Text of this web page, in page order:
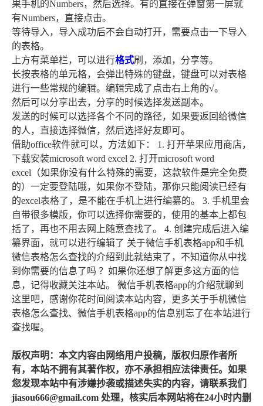
果手机的Numbers，然后选择。有的直接在弹窗第一屏就
有Numbers，直接点击。
等待导入，导入成功后不会自动打开，需要点击一下导入
的表格。
上方有菜单栏，可以进行格式刷，添加，分享等。
长按表格的单元格，会弹出特殊的键盘，键盘可以对表格
进行一些常规的编辑。编辑完成了点击右上角的√。
然后可以分享出去，分享的时候选择发送副本。
发送的时候可以选择各个不同的路径，如果要返回给微信
的人，直接选择微信，然后选择好友即可。
借助office软件就可以，方法如下： 1. 打开苹果应用商店，
下载安装microsoft word excel 2. 打开microsoft word
excel（如果你没有什么特殊的需要，这款软件是完全免费
的）一定要登陆哦，如果你不登陆，那你只能阅读已经有
的excel表格了，是不能在手机上进行编纂的。 3. 手机里会
自带很多模版，你可以选择你需要的，使用的基本上都包
括了，再也不用去网上随意查找了。 4. 创建完成后进入编
纂界面，就可以进行编辑了 关于微信手机表格app和手机
微信表格怎么查找的介绍到此就结束了，不知道你从中找
到你需要的信息了吗 ？如果你还想了解更多这方面的信
息，记得收藏关注本站。 微信手机表格app的介绍就聊到
这里吧，感谢你花时间阅读本站内容，更多关于手机微信
表格怎么查找、微信手机表格app的信息别忘了在本站进行
查找喔。
版权声明：本文内容由网络用户投稿，版权归原作者所
有，本站不拥有其著作权，亦不承担相应法律责任。如果
您发现本站中有涉嫌抄袭或描述失实的内容，请联系我们
jiasou666@gmail.com 处理，核实后本网站将在24小时内删